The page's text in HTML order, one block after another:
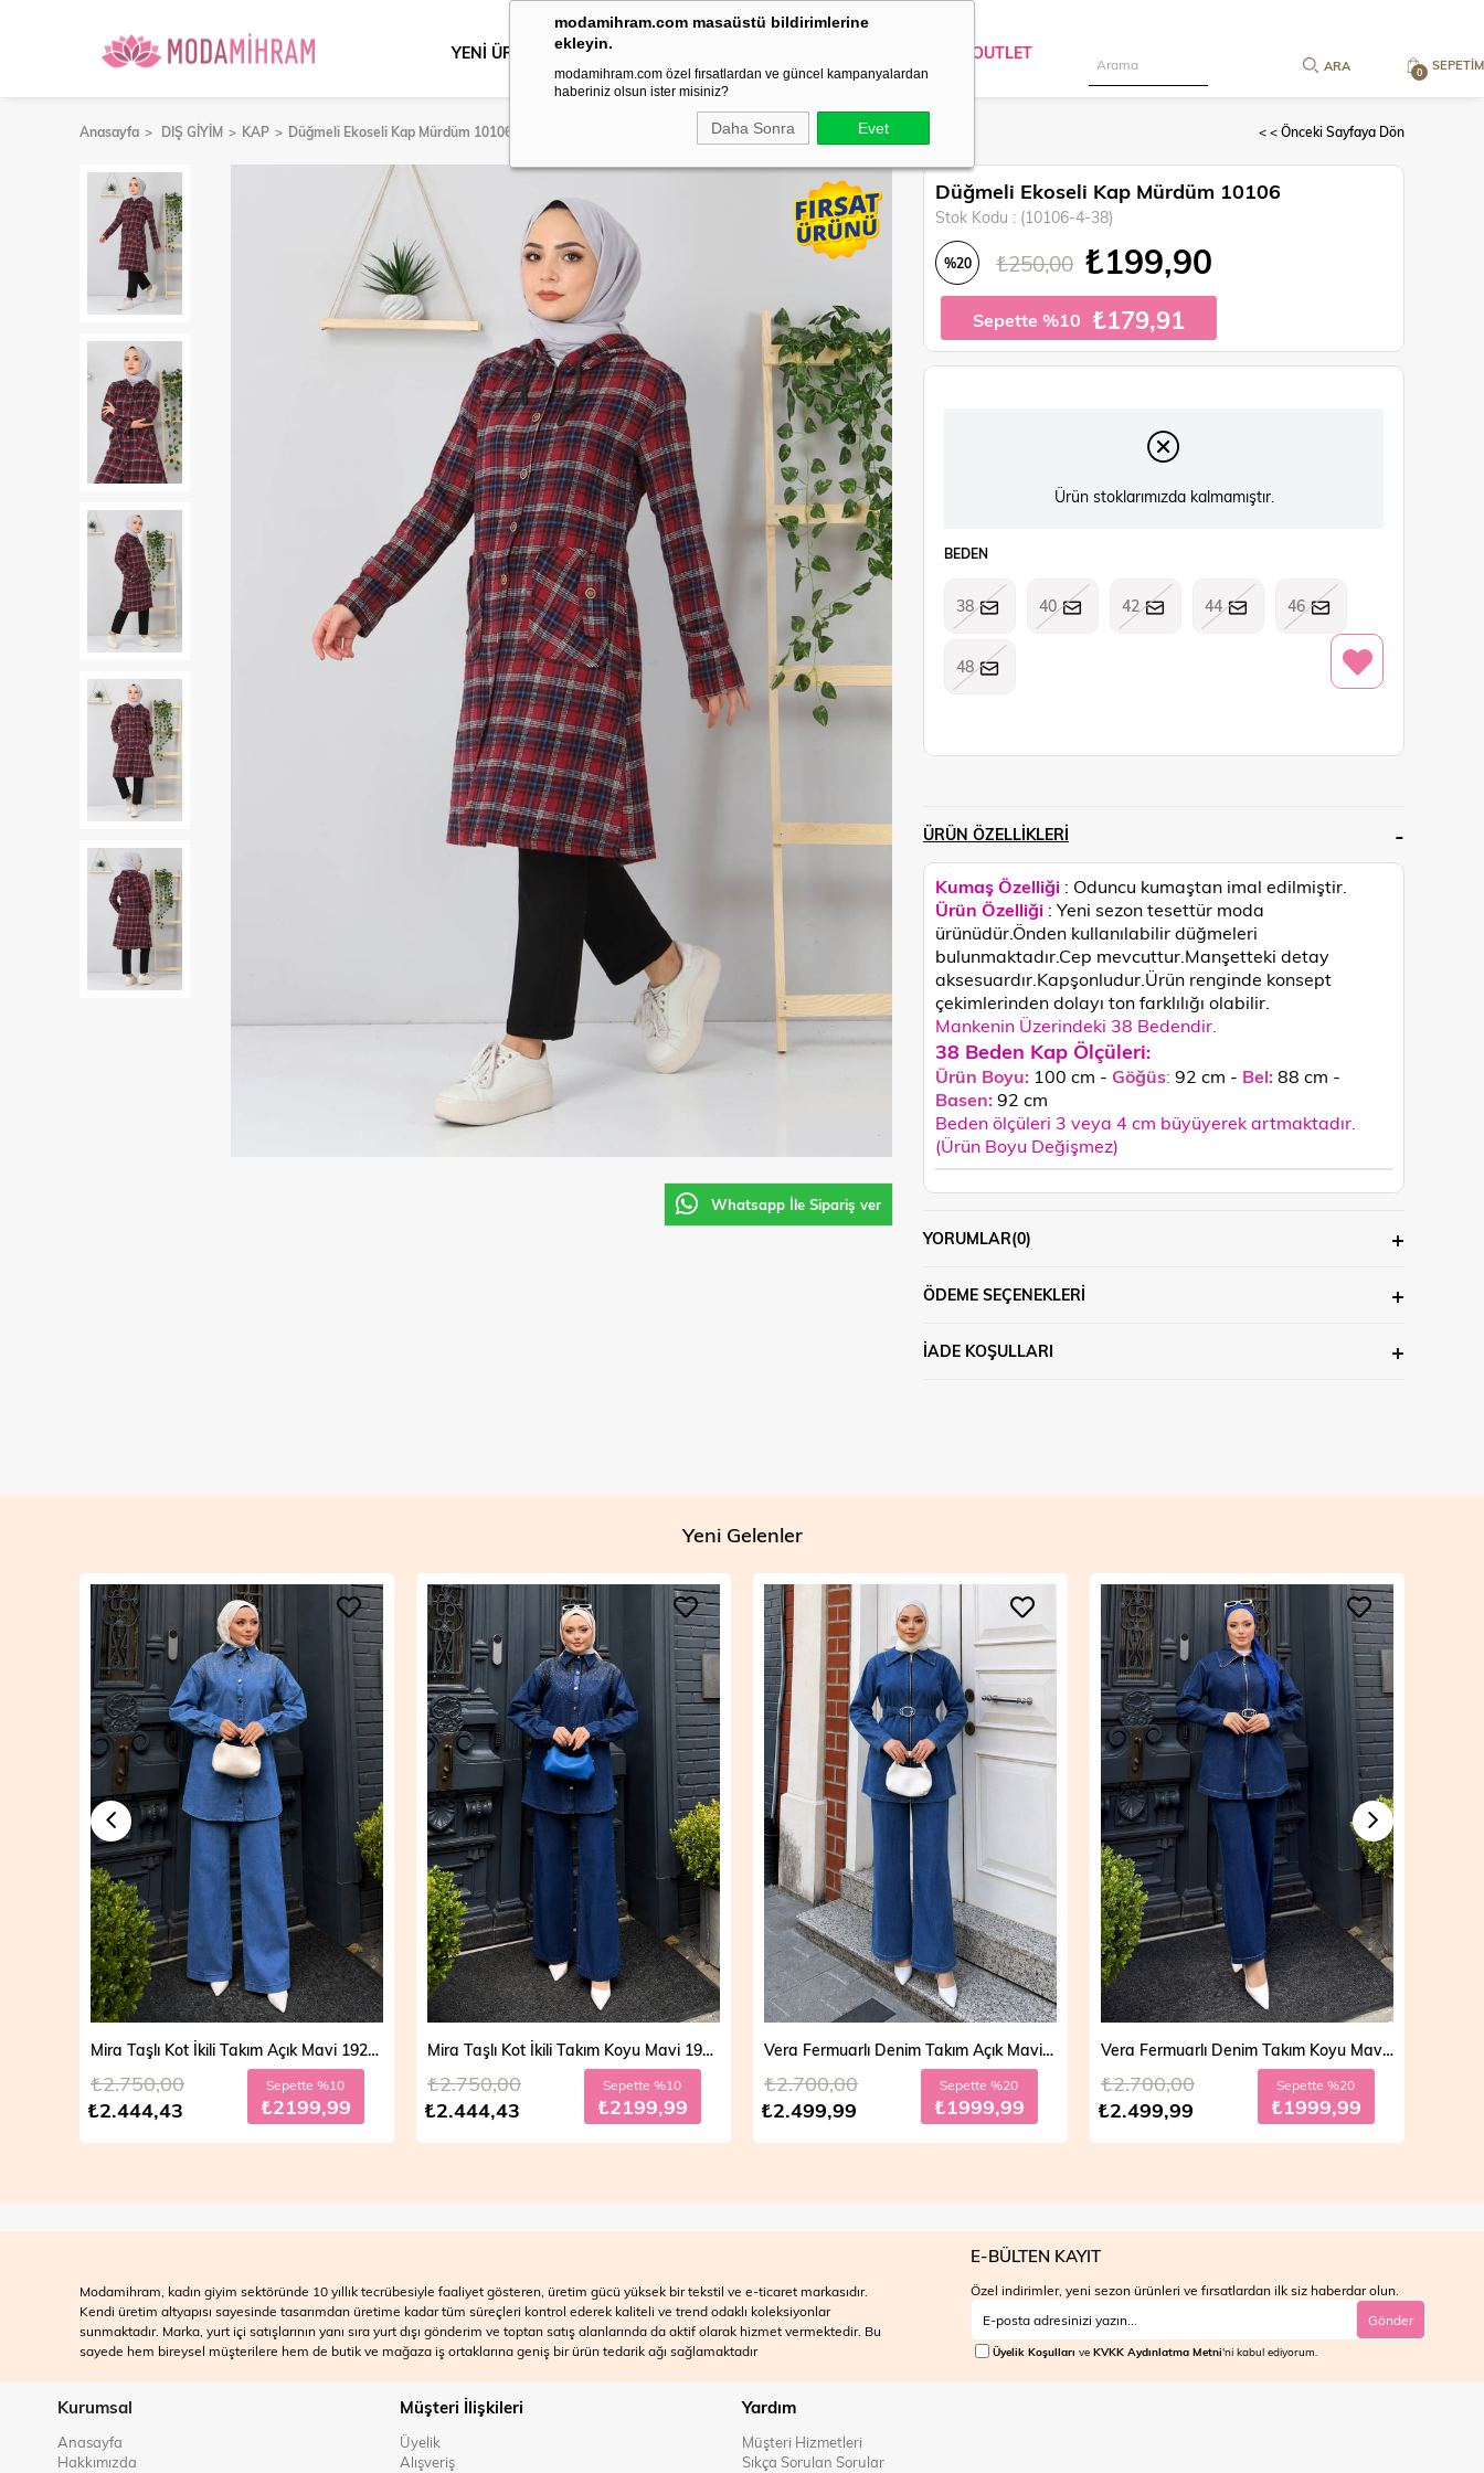
modamihram.com masaüstü bildirimlerine
ekleyin.
modamihram.com özel fırsatlardan ve güncel kampanyalardan
haberiniz olsun ister misiniz?
Daha Sonra Evet
SEPETIM
0
YENİ ÜRÜNLER DIŞ GİYİM OUTLET
Anasayfa DIŞ GİYİM KAP Düğmeli Ekoseli Kap Mürdüm 10106 < < Önceki Sayfaya Dön
Whatsapp İle Sipariş ver
Düğmeli Ekoseli Kap Mürdüm 10106
Stok Kodu (10106-4-38)
%20 ₺250,00 ₺199,90
Sepette %10 ₺179,91
Ürün stoklarımızda kalmamıştır.
BEDEN
38 40 42 44 46
48
ÜRÜN ÖZELLIKLERI
Kumaş Özelliği : Oduncu kumaştan imal edilmiştir.
Ürün Özelliği : Yeni sezon tesettür moda
ürünüdür.Önden kullanılabilir düğmeleri
bulunmaktadır.Cep mevcuttur.Manşetteki detay
aksesuardır.Kapşonludur. Ürün renginde konsept
çekimlerinden dolayı ton farklılığı olabilir.
Mankenin Üzerindeki 38 Bedendir.
38 Beden Kap Ölçüleri:
Ürün Boyu: 100 cm - Göğüs: 92 cm - Bel:88 cm -
Basen:92 cm
Beden ölçüleri 3 veya 4 cm büyüyerek artmaktadır.
(Ürün Boyu Değişmez)
YORUMLAR(0)
ÖDEME SEÇENEKLERI
İADE KOŞULLARI
Yeni Gelenler
Mira Taşlı Kot İkili Takım Koyu Mavi 19286
₺2.444,43
₺2.750,00 Sepette %10
₺2199,99
Vera Fermuarlı Denim Takım Açık Mavi 19298
₺2.499,99
₺2.700,00 Sepette %20
₺1999,99
Vera Fermuarlı Denim Takım Koyu Mavi 19298
₺2.499,99
₺2.700,00 Sepette %20
₺1999,99
Mila Çift Düğmeli Kot Trençkot Açık Mavi 19290
₺3.999,99
₺4.700,00 Sepette %30
₺2799,99
Modamihram, kadın giyim sektöründe 10 yıllık tecrübesiyle faaliyet gösteren, üretim gücü yüksek bir tekstil ve e-ticaret markasıdır.
Kendi üretim altyapısı sayesinde tasarımdan üretime kadar tüm süreçleri kontrol ederek kaliteli ve trend odaklı koleksiyonlar
sunmaktadır. Marka, yurt içi satışlarının yanı sıra yurt dışı gönderim ve toptan satış alanlarında da aktif olarak hizmet vermektedir. Bu
sayede hem bireysel müşterilere hem de butik ve mağaza iş ortaklarına geniş bir ürün tedarik ağı sağlamaktadır
E-BÜLTEN KAYIT
Özel indirimler, yeni sezon ürünleri ve fırsatlardan ilk siz haberdar olun.
Gönder
Üyelik Koşulları ve KVKK Aydınlatma Metni'ni kabul ediyorum.
Kurumsal
Anasayfa
Hakkımızda
Müşteri İlişkileri
Üyelik
Alışveriş
Yardım
Müşteri Hizmetleri
Sıkça Sorulan Sorular